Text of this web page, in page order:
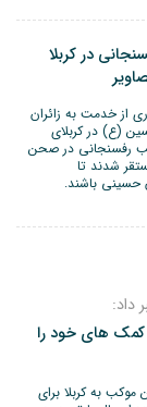
در کربلا
از خدمت به زائران
(ع) در کربلای
رفسنجانی در صحن
شدند تا
حسینی باشند.
داد:
کمک های خود را
به کربلا برای